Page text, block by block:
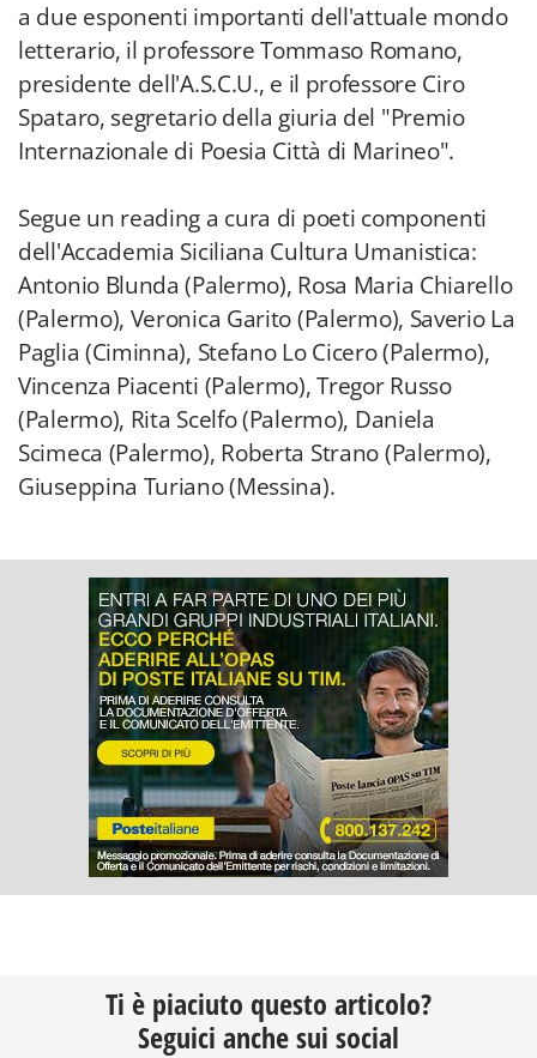
a due esponenti importanti dell'attuale mondo
letterario, il professore Tommaso Romano,
presidente dell'A.S.C.U., e il professore Ciro
Spataro, segretario della giuria del "Premio
Internazionale di Poesia Città di Marineo".
Segue un reading a cura di poeti componenti
dell'Accademia Siciliana Cultura Umanistica:
Antonio Blunda (Palermo), Rosa Maria Chiarello
(Palermo), Veronica Garito (Palermo), Saverio La
Paglia (Ciminna), Stefano Lo Cicero (Palermo),
Vincenza Piacenti (Palermo), Tregor Russo
(Palermo), Rita Scelfo (Palermo), Daniela
Scimeca (Palermo), Roberta Strano (Palermo),
Giuseppina Turiano (Messina).
Ti è piaciuto questo articolo?
Seguici anche sui social